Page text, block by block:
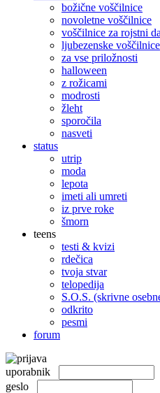
božične voščilnice
novoletne voščilnice
voščilnice za rojstni
ljubezenske voščilnice
za vse priložnosti
halloween
z rožicami
modrosti
žleht
sporočila
nasveti
status
utrip
moda
lepota
imeti ali umreti
iz prve roke
šmorn
teens
testi & kvizi
rdečica
tvoja stvar
telopedija
S.O.S. (skrivne
odkrito
pesmi
forum
uporabnik
geslo